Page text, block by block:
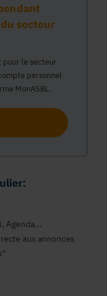
secteur
pour le secteur
personnel
MonASBL.
Agenda...
aux annonces